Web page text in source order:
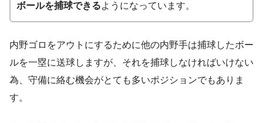
ボールを捕球できるようになっています。
内野ゴロをアウトにするために他の内野手は捕球したボー
ルを一塁に送球しますが、それを捕球しなければいけない
為、守備に絡む機会がとても多いポジションでもありま
す。